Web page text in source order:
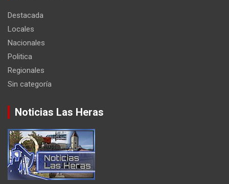
Destacada
Locales
Nacionales
Politica
Regionales
Sin categoría
Noticias Las Heras